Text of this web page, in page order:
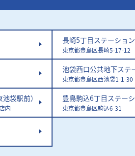
長崎5丁目ステーション
東京都豊島区長崎5-17-12
池袋西口公共地下ステ
東京都豊島区西池袋1-1-
袋駅前）
内
豊島駒込6丁目ステー
東京都豊島区駒込6-31